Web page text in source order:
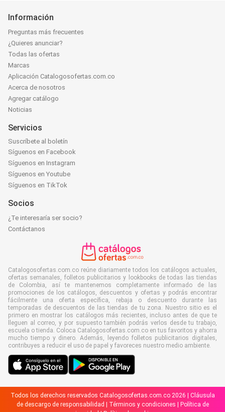
Información
Preguntas más frecuentes
¿Quieres anunciar?
Todas las ofertas
Marcas
Aplicación Catalogosofertas.com.co
Acerca de nosotros
Agregar catálogo
Noticias
Servicios
Suscríbete al boletín
Síguenos en Facebook
Síguenos en Instagram
Síguenos en Youtube
Síguenos en TikTok
Socios
¿Te interesaría ser socio?
Contáctanos
Catalogosofertas.com.co reúne diariamente todos los catálogos actuales,
ofertas semanales, folletos publicitarios y lookbooks de todas las tiendas
de Colombia, así te mantenemos completamente informado de las
promociones de los catálogos, descuentos y ofertas y podrás encontrar
fácilmente una oferta específica, rebaja o descuento durante las
temporadas de descuentos de las tiendas de tu zona. Nuestro sitio es el
primero en mostrar los catálogos más recientes, incluso antes de que te
lleguen al correo, y por supuesto también podrás verlos desde tu trabajo,
escuela o tienda. Coloca Catalogosofertas.com.co en tus favoritos y ahorra
mucho tiempo y dinero. Además, leyendo folletos publicitarios digitales,
contribuyes a reducir el uso de papel y favoreces nuestro medio ambiente.
Todos los derechos reservados Catalogosofertas.com.co 2026 | Cláusula
de descargo de responsabilidad
Términos y condiciones
Política de